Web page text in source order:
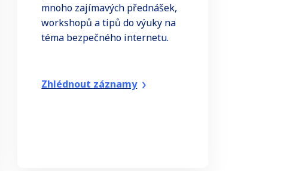
mnoho zajímavých přednášek,
workshopů a tipů do výuky na
téma bezpečného internetu.
Zhlédnout záznamy